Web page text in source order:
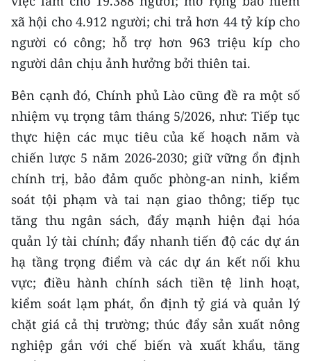
CHUYÊN ĐỀ
CÁC CHUYÊN TRANG
VỀ BÁO NHÂN DÂN
THỜI NAY
NHÂN DÂN CUỐI TUẦN
NHÂN DÂN HẰNG THÁNG
MUA BÁO
ĐỌC BÁO IN
ENGLISH
中文
xã hội cho 4.912 người; chi trả hơn 44 tỷ kíp cho
người có công; hỗ trợ hơn 963 triệu kíp cho
người dân chịu ảnh hưởng bởi thiên tai.
Bên cạnh đó, Chính phủ Lào cũng đề ra một số
nhiệm vụ trọng tâm tháng 5/2026, như: Tiếp tục
thực hiện các mục tiêu của kế hoạch năm và
chiến lược 5 năm 2026-2030; giữ vững ổn định
chính trị, bảo đảm quốc phòng-an ninh, kiểm
soát tội phạm và tai nạn giao thông; tiếp tục
tăng thu ngân sách, đẩy mạnh hiện đại hóa
quản lý tài chính; đẩy nhanh tiến độ các dự án
hạ tầng trọng điểm và các dự án kết nối khu
vực; điều hành chính sách tiền tệ linh hoạt,
kiểm soát lạm phát, ổn định tỷ giá và quản lý
chặt giá cả thị trường; thúc đẩy sản xuất nông
nghiệp gắn với chế biến và xuất khẩu, tăng